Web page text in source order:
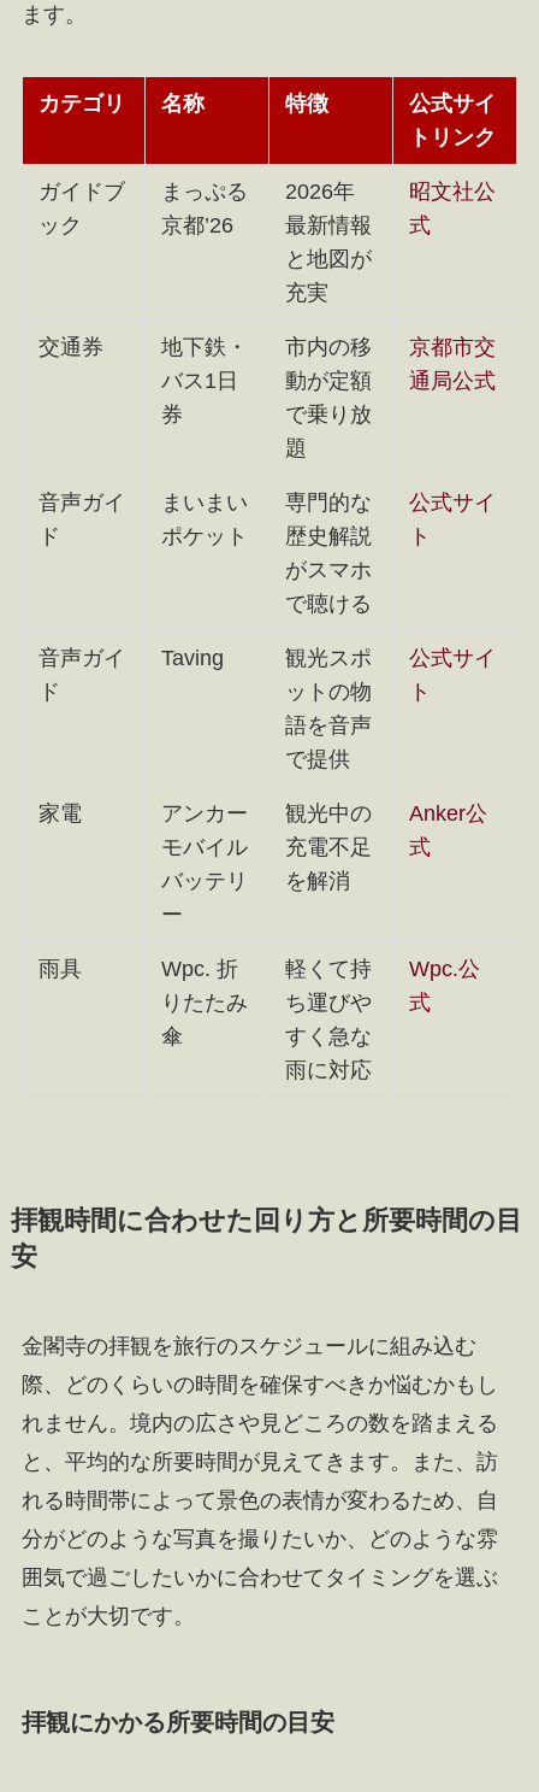
ます。
カテゴリ 名称 特徴
公式サイ
トリンク
ガイドブ
ック
まっぷる
京都’26
2026年
最新情報
と地図が
充実
昭文社公
式
交通券
地下鉄・
バス1日
券
市内の移
動が定額
で乗り放
題
京都市交
通局公式
音声ガイ
ド
まいまい
ポケット
専門的な
歴史解説
がスマホ
で聴ける
公式サイ
ト
音声ガイ
ド
Taving
観光スポ
ットの物
語を音声
で提供
公式サイ
ト
家電
アンカー
モバイル
バッテリ
ー
観光中の
充電不足
を解消
Anker公
式
雨具
Wpc. 折
りたたみ
傘
軽くて持
ち運びや
すく急な
雨に対応
Wpc.公
式
拝観時間に合わせた回り方と所要時間の目
安
金閣寺の拝観を旅行のスケジュールに組み込む
際、どのくらいの時間を確保すべきか悩むかもし
れません。境内の広さや見どころの数を踏まえる
と、平均的な所要時間が見えてきます。また、訪
れる時間帯によって景色の表情が変わるため、自
分がどのような写真を撮りたいか、どのような雰
囲気で過ごしたいかに合わせてタイミングを選ぶ
ことが大切です。
拝観にかかる所要時間の目安